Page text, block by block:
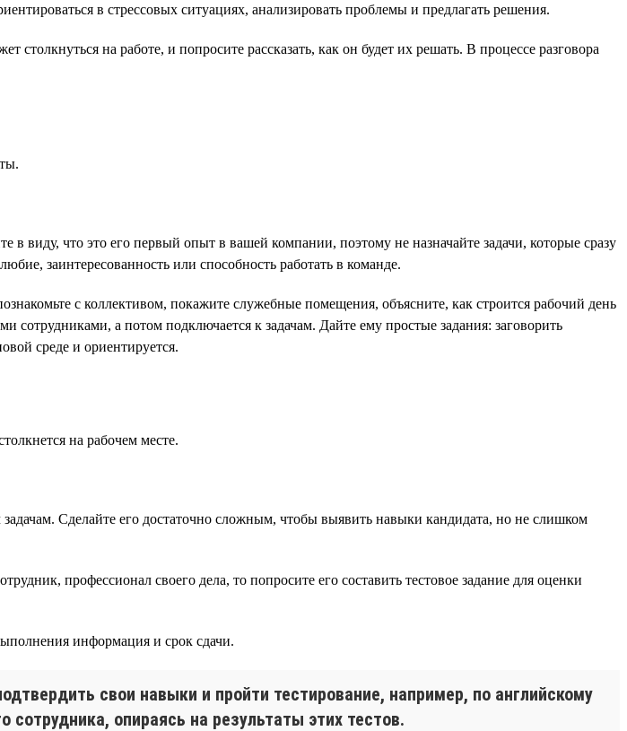
в стрессовых ситуациях, анализировать проблемы и предлагать решения.
на работе, и попросите рассказать, как он будет их решать. В процессе разговора
в виду, что это его первый опыт в вашей компании, поэтому не назначайте задачи, которые сразу
заинтересованность или способность работать в команде.
с коллективом, покажите служебные помещения, объясните, как строится рабочий день
сотрудниками, а потом подключается к задачам. Дайте ему простые задания: заговорить
среде и ориентируется.
на рабочем месте.
Сделайте его достаточно сложным, чтобы выявить навыки кандидата, но не слишком
профессионал своего дела, то попросите его составить тестовое задание для оценки
информация и срок сдачи.
свои навыки и пройти тестирование, например, по английскому
опираясь на результаты этих тестов.